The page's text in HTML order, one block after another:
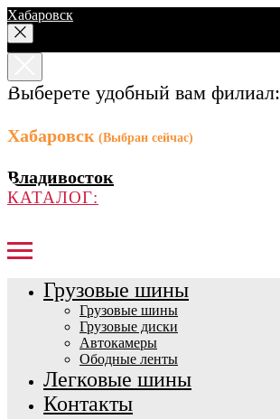
Хабаровск
Выберете удобный вам филиал:
Хабаровск (Выбран сейчас)
Владивосток
КАТАЛОГ:
Грузовые шины
Грузовые шины
Грузовые диски
Автокамеры
Ободные ленты
Легковые шины
Контакты